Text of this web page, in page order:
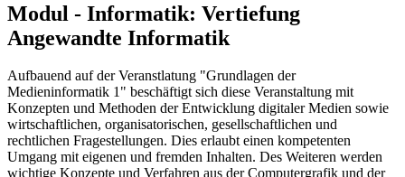
Modul - Informatik: Vertiefung
Angewandte Informatik
Aufbauend auf der Veranstlatung "Grundlagen der
Medieninformatik 1" beschäftigt sich diese Veranstaltung mit
Konzepten und Methoden der Entwicklung digitaler Medien sowie
wirtschaftlichen, organisatorischen, gesellschaftlichen und
rechtlichen Fragestellungen. Dies erlaubt einen kompetenten
Umgang mit eigenen und fremden Inhalten. Des Weiteren werden
wichtige Konzepte und Verfahren aus der Computergrafik und der